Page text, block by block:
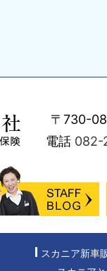
〒730-
電話 082-
スカニア新車